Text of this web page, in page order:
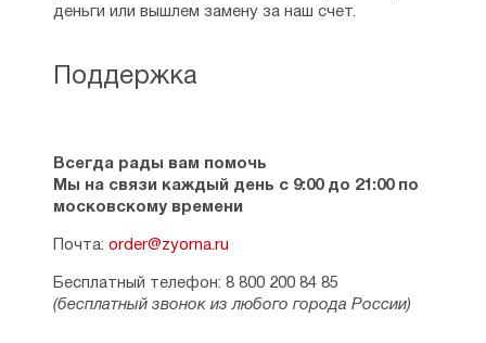
Поддержка
Всегда рады вам помочь
Мы на связи каждый день с 9:00 до 21:00 по
московскому времени
Почта: order@zyorna.ru
Бесплатный телефон: 8 800 200 84 85
(бесплатный звонок из любого города России)
деньги или вышлем замену за наш счет.